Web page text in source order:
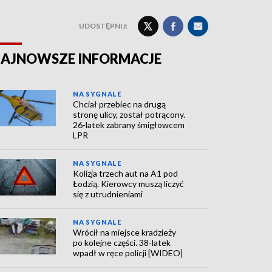
UDOSTĘPNIJ:
INFORMACJE
NA SYGNALE
Chciał przebiec na drugą
stronę ulicy, został potrącony.
26-latek zabrany śmigłowcem
LPR
NA SYGNALE
Kolizja trzech aut na A1 pod
Łodzią. Kierowcy muszą liczyć
się z utrudnieniami
NA SYGNALE
Wrócił na miejsce kradzieży
po kolejne części. 38-latek
wpadł w ręce policji [WIDEO]